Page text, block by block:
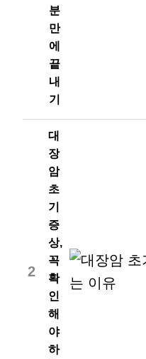
분
만
에
끝
내
기
2
대
장
암
초
기
증
상,
꼭
확
인
해
야
하